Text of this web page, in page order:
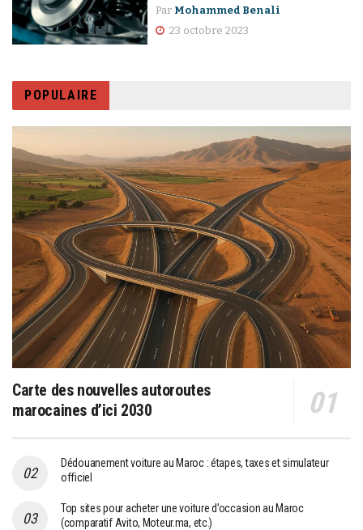
Par Mohammed Benali
23 octobre 2023
POPULAIRE
Carte des nouvelles autoroutes
marocaines d’ici 2030
Dédouanement voiture au Maroc : étapes, taxes et simulateur
officiel
Top sites pour acheter une voiture d’occasion au Maroc
(comparatif Avito, Moteur.ma, etc.)